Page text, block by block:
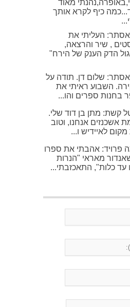
מאוד
כיף לקרא אותך
העליתי את
, שיר והרצאה,
הדק הענק של הירח"
שלום דן. תודה על
השבוע ראיתי את
בחנות ספרים והו...
קשת: מתן בן דוד שלי.
אשכנזים אנחנו, וטוב
לאיידיש ו...
פרויד: אהבתי את ספרו
מאראי "הנרות
עד כלות", התאכזבתי...